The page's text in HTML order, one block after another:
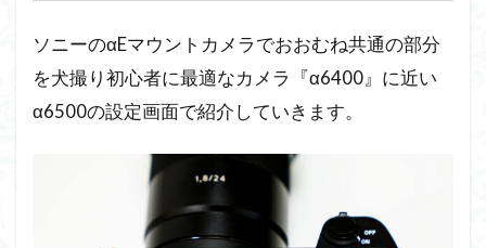
ソニーのαEマウントカメラでおおむね共通の部分
を犬撮り初心者に最適なカメラ『α6400』に近い
α6500の設定画面で紹介していきます。